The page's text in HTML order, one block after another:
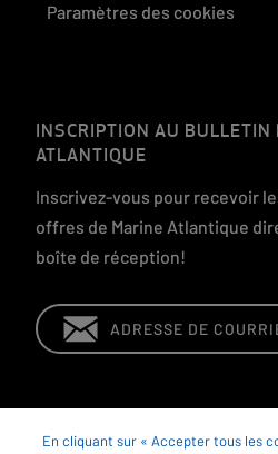
Paramètres des cookies
INSCRIPTION AU BULLETIN
ATLANTIQUE
Inscrivez-vous pour recevoir
offres de Marine Atlantique
boîte de réception!
Email:
En cliquant sur « Accepter tous les